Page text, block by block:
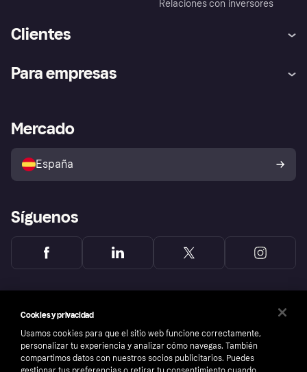
Relaciones con inversores
Clientes
Inicio de sesión
Directorio de tiendas
Política de protección al
comprador de Klarna
Reclamaciones
Para empresas
Acceso empresas
Mercado
España
Síguenos
Cookies y privacidad
Usamos cookies para que el sitio web funcione correctamente,
personalizar tu experiencia y analizar cómo navegas. También
compartimos datos con nuestros socios publicitarios. Puedes